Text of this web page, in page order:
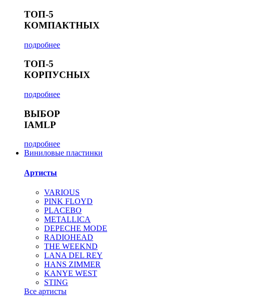
ТОП-5
КОМПАКТНЫХ
подробнее
ТОП-5
КОРПУСНЫХ
подробнее
ВЫБОР
IAMLP
подробнее
Виниловые пластинки
Артисты
VARIOUS
PINK FLOYD
PLACEBO
METALLICA
DEPECHE MODE
RADIOHEAD
THE WEEKND
LANA DEL REY
HANS ZIMMER
KANYE WEST
STING
Все артисты